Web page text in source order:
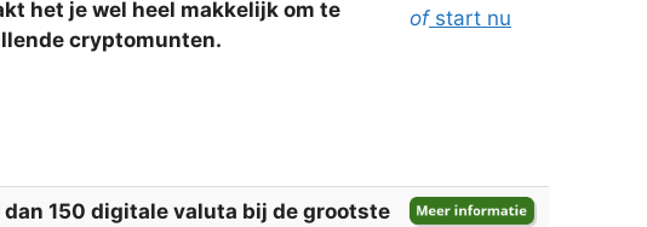
het je wel heel makkelijk om te
cryptomunten.
ofstart nu
dan 150 digitale valuta bij de grootste